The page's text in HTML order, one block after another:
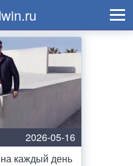
2026-05-16
каждый день